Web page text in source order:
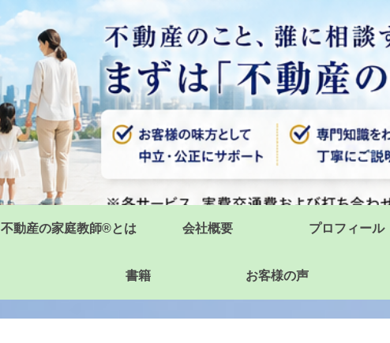
不動産の家庭教師®とは 会社概要 プロフィール
書籍 お客様の声